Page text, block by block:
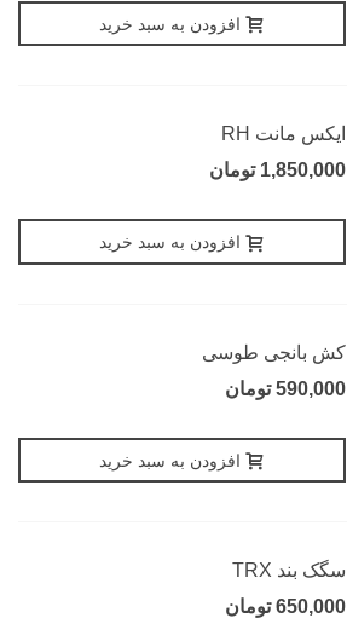
افزودن به سبد خرید
ایکس مانت RH
1,850,000 تومان
افزودن به سبد خرید
کش بانجی طوسی
590,000 تومان
افزودن به سبد خرید
سگک بند TRX
650,000 تومان